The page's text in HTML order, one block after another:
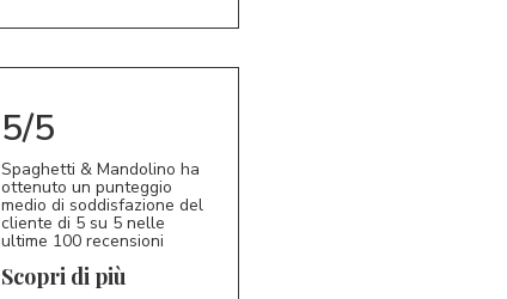
5/5
Spaghetti & Mandolino ha
ottenuto un punteggio
medio di soddisfazione del
cliente di 5 su 5 nelle
ultime 100 recensioni
Scopri di più